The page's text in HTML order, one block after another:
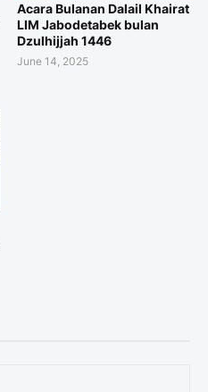
Acara Bulanan Dalail Khairat
LIM Jabodetabek bulan
Dzulhijjah 1446
June 14, 2025